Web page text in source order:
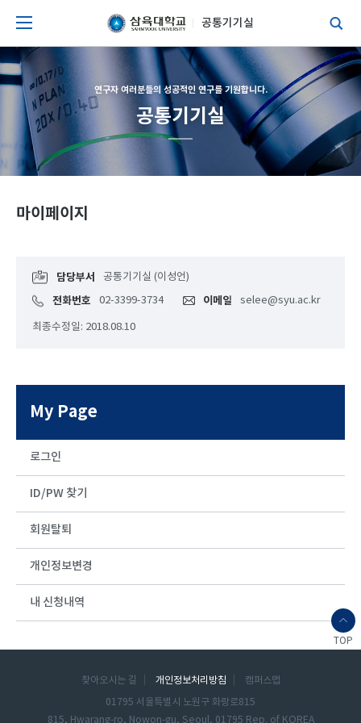
공통기기실
연구자 여러분들의 성공적인 연구를 기원합니다.
공통기기실
마이페이지
담당부서 공통기기실 (이성언)
전화번호 02-3399-3734 이메일 selee@syu.ac.kr
최종수정일: 2018.08.10
My Page
로그인
ID/PW 찾기
회원탈퇴
개인정보변경
내 신청내역
TOP
찾아오시는 길 개인정보처리방침
캠퍼스맵
01795 서울특별시 노원구 화랑로815
815, Hwarang-ro, Nowon-gu, Seoul, 01795 Rep. of KOREA